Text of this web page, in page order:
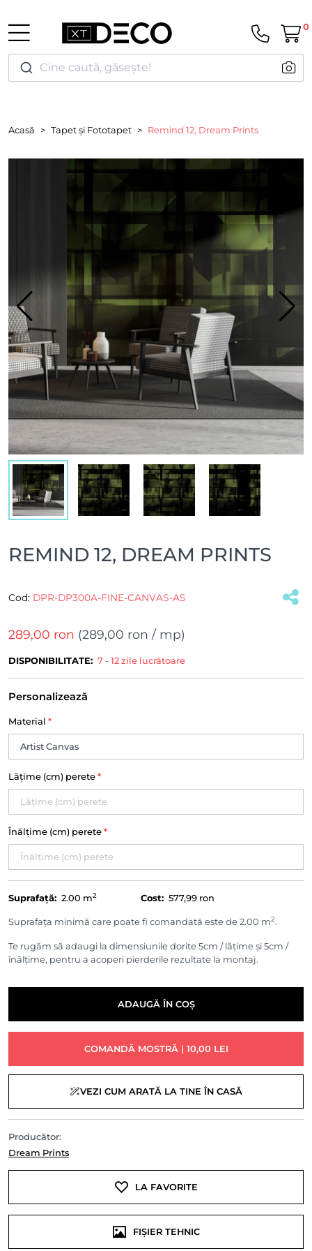
Cine caută, găsește!
0
Acasă Tapet și Fototapet Remind 12, Dream Prints
REMIND 12, DREAM PRINTS
Cod: DPR-DP300A-FINE-CANVAS-AS
289,00 ron (289,00 ron / mp)
DISPONIBILITATE: 7 - 12 zile lucrătoare
Personalizează
Material *
Lățime (cm) perete *
Înălțime (cm) perete *
Suprafață: 2.00 m2 Cost: 577,99 ron
Suprafața minimă care poate fi comandată este de 2.00 m2.
Te rugăm să adaugi la dimensiunile dorite 5cm / lățime și 5cm /
înălțime, pentru a acoperi pierderile rezultate la montaj.
ADAUGĂ ÎN COȘ
COMANDĂ MOSTRĂ | 10,00 LEI
VEZI CUM ARATĂ LA TINE ÎN CASĂ
Producător:
Dream Prints
LA FAVORITE
FIȘIER TEHNIC